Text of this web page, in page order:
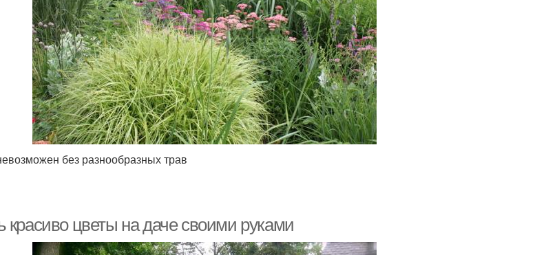
без разнообразных трав
красиво цветы на даче своими руками